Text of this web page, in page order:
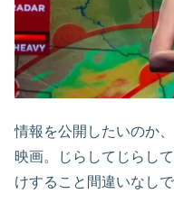
情報を公開したいのか
映画。じらしてじらし
けすること間違いなし